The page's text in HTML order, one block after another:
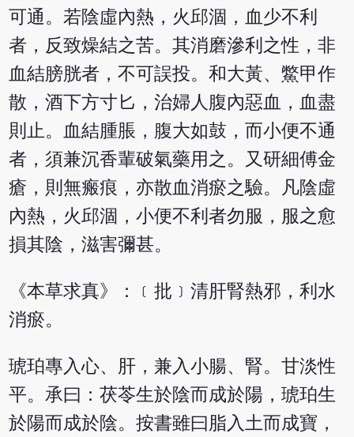
可通。若陰虛內熱，火邱涸，血少不利
者，反致燥結之苦。其消磨滲利之性，非
血結膀胱者，不可誤投。和大黃、鱉甲作
散，酒下方寸匕，治婦人腹內惡血，血盡
則止。血結腫脹，腹大如鼓，而小便不通
者，須兼沉香輩破氣藥用之。又研細傅金
瘡，則無瘢痕，亦散血消瘀之驗。凡陰虛
內熱，火邱涸，小便不利者勿服，服之愈
損其陰，滋害彌甚。
《本草求真》：﹝批﹞清肝腎熱邪，利水
消瘀。
琥珀專入心、肝，兼入小腸、腎。甘淡性
平。承曰：茯苓生於陰而成於陽，琥珀生
於陽而成於陰。按書雖曰脂入土而成寶，